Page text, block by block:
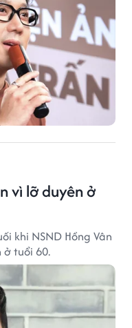
vì lỡ duyên ở
khi NSND Hồng Vân
ở tuổi 60.